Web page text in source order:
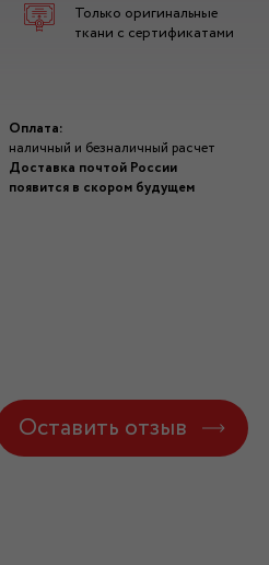
Только оригинальные
ткани с сертификатами
Оплата:
наличный и безналичный расчет
Доставка почтой России
появится в скором будущем
Оставить отзыв